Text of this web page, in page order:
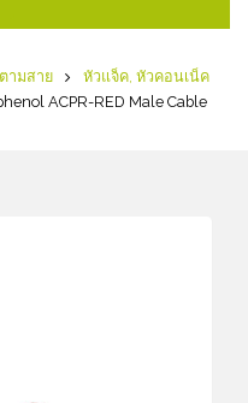
ามสาย
หัวแจ็ค, หัวคอนเน็ค
ACPR-RED Male Cable